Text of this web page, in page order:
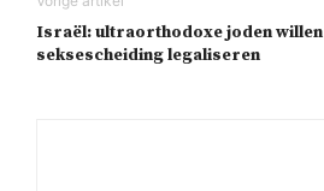
Israël: ultraorthodoxe joden willen
seksescheiding legaliseren